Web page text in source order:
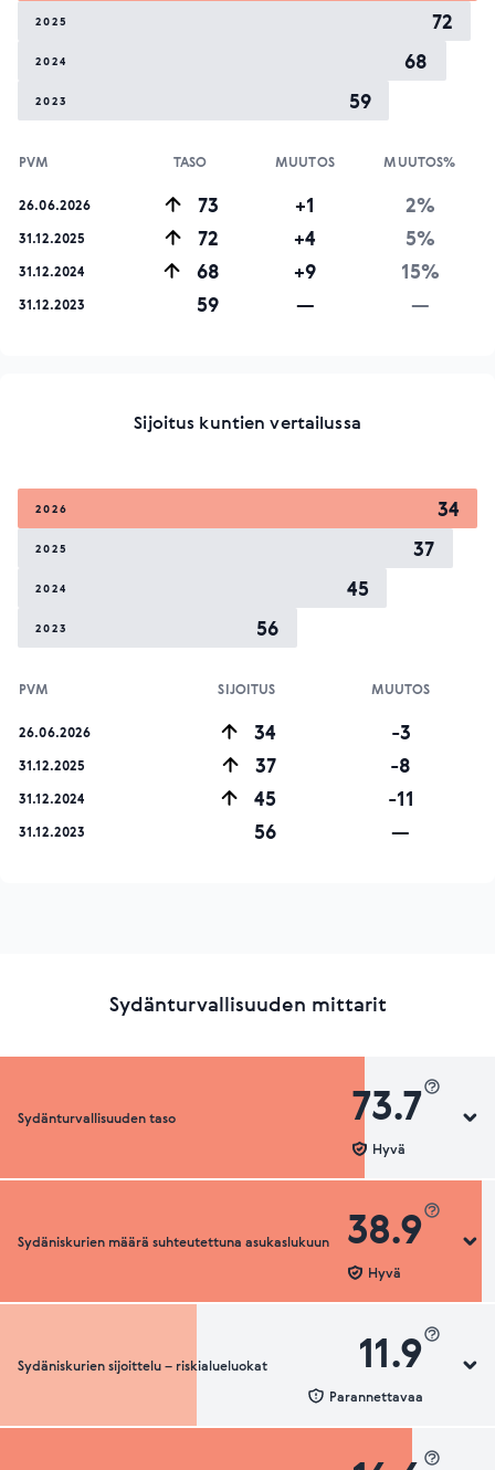
2025 72
2024 68
2023 59
PVM TASO MUUTOS MUUTOS%
26.06.2026 73 +1 2%
31.12.2025 72 +4 5%
31.12.2024 68 +9 15%
31.12.2023 59 — —
Sijoitus kuntien vertailussa
2026 34
2025 37
2024 45
2023 56
PVM SIJOITUS MUUTOS
26.06.2026 34 -3
31.12.2025 37 -8
31.12.2024 45 -11
31.12.2023 56 —
Sydänturvallisuuden mittarit
Sydänturvallisuuden taso 73.7
Hyvä
Sydänturvallisuuden luokka
Sydäniskurien määrä suhteutettuna asukaslukuun 38.9
Hyvä
Sydäniskurien määrä suhteutettuna asukaslukuun
Sydäniskurien sijoittelu – riskialueluokat 11.9
Parannettavaa